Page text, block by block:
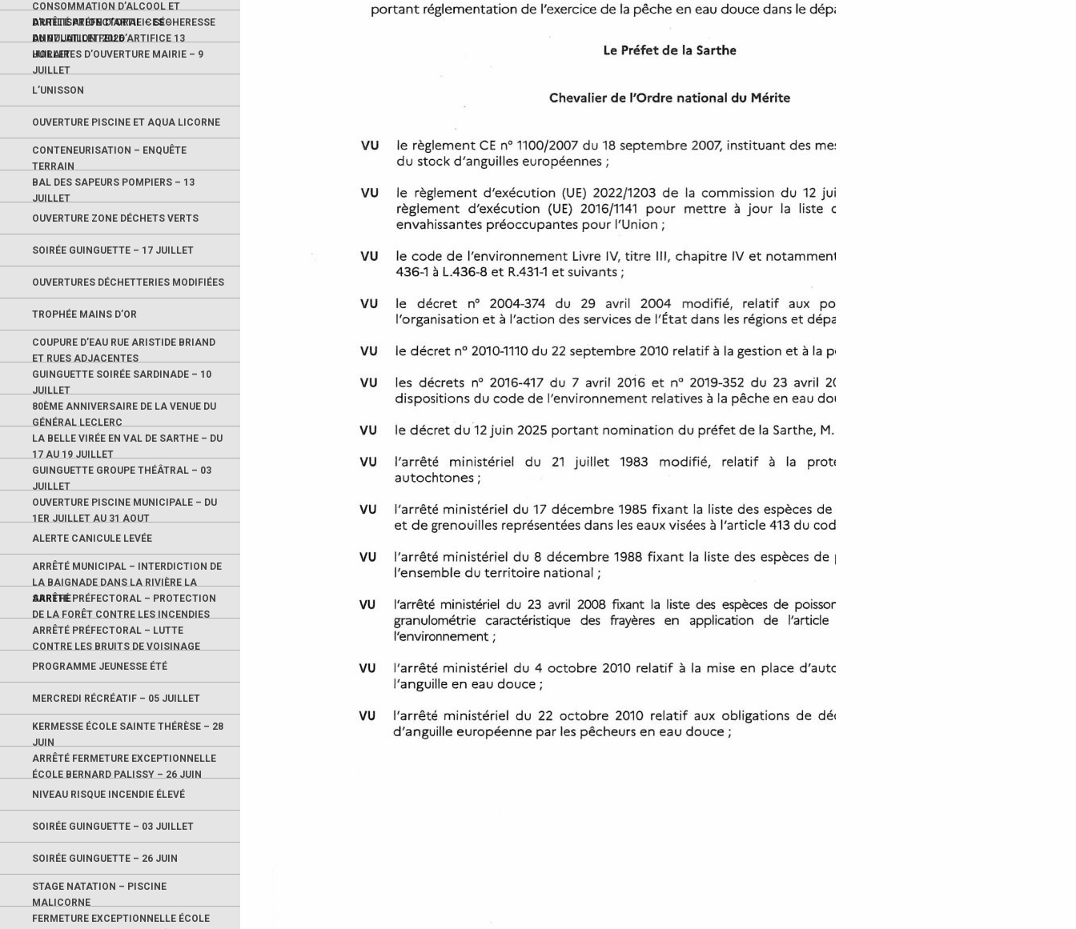
CONSOMMATION D’ALCOOL ET
D’UTILISATION D’ARTIFICES –
ANNULATION FEU D’ARTIFICE 13
JUILLET
ARRÊTÉ PRÉFECTORAL – SÉCHERESSE
DU 07 JUILLET 2026
HORAIRES D’OUVERTURE MAIRIE – 9
JUILLET
L’UNISSON
OUVERTURE PISCINE ET AQUA LICORNE
CONTENEURISATION – ENQUÊTE
TERRAIN
BAL DES SAPEURS POMPIERS – 13
JUILLET
OUVERTURE ZONE DÉCHETS VERTS
SOIRÉE GUINGUETTE – 17 JUILLET
OUVERTURES DÉCHETTERIES MODIFIÉES
TROPHÉE MAINS D’OR
COUPURE D’EAU RUE ARISTIDE BRIAND
ET RUES ADJACENTES
GUINGUETTE SOIRÉE SARDINADE – 10
JUILLET
80ÈME ANNIVERSAIRE DE LA VENUE DU
GÉNÉRAL LECLERC
LA BELLE VIRÉE EN VAL DE SARTHE – DU
17 AU 19 JUILLET
GUINGUETTE GROUPE THÉÂTRAL – 03
JUILLET
OUVERTURE PISCINE MUNICIPALE – DU
1ER JUILLET AU 31 AOUT
ALERTE CANICULE LEVÉE
ARRÊTÉ MUNICIPAL – INTERDICTION DE
LA BAIGNADE DANS LA RIVIÈRE LA
SARTHE
ARRÊTÉ PRÉFECTORAL – PROTECTION
DE LA FORÊT CONTRE LES INCENDIES
ARRÊTÉ PRÉFECTORAL – LUTTE
CONTRE LES BRUITS DE VOISINAGE
PROGRAMME JEUNESSE ÉTÉ
MERCREDI RÉCRÉATIF – 05 JUILLET
KERMESSE ÉCOLE SAINTE THÉRÈSE – 28
JUIN
ARRÊTÉ FERMETURE EXCEPTIONNELLE
ÉCOLE BERNARD PALISSY – 26 JUIN
NIVEAU RISQUE INCENDIE ÉLEVÉ
SOIRÉE GUINGUETTE – 03 JUILLET
SOIRÉE GUINGUETTE – 26 JUIN
STAGE NATATION – PISCINE
MALICORNE
FERMETURE EXCEPTIONNELLE ÉCOLE